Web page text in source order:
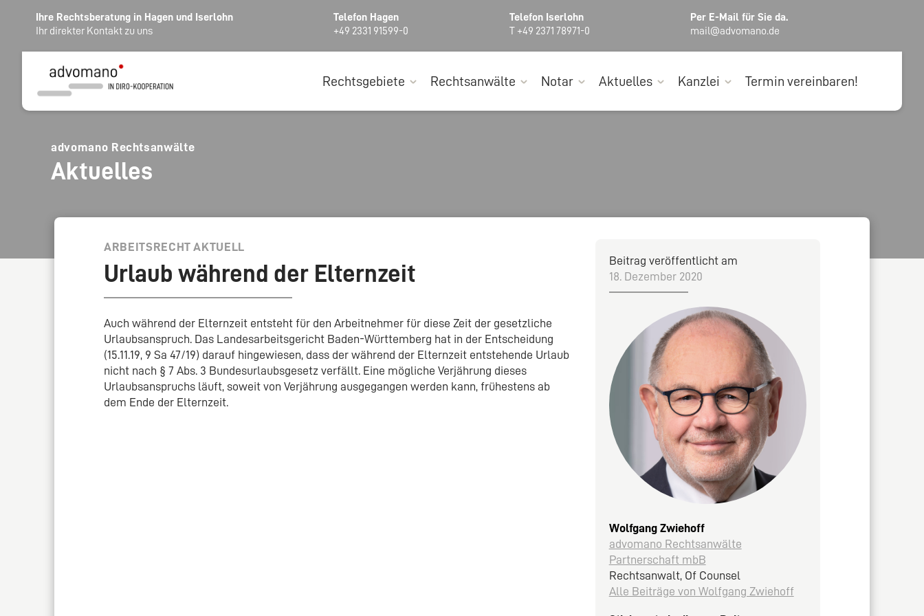
Ihre Rechtsberatung in Hagen und Iserlohn
Ihr direkter Kontakt zu uns
Telefon Hagen
+49 2331 91599-0
Telefon Iserlohn
T +49 2371 78971-0
Per E-Mail für Sie da.
mail@advomano.de
Rechtsgebiete Rechtsanwälte Notar Aktuelles Kanzlei Termin vereinbaren!
advomano Rechtsanwälte
Aktuelles
ARBEITSRECHT AKTUELL
Urlaub während der Elternzeit
Auch während der Elternzeit entsteht für den Arbeitnehmer für diese Zeit der gesetzliche
Urlaubsanspruch. Das Landesarbeitsgericht Baden-Württemberg hat in der Entscheidung
(15.11.19, 9 Sa 47/19) darauf hingewiesen, dass der während der Elternzeit entstehende Urlaub
nicht nach § 7 Abs. 3 Bundesurlaubsgesetz verfällt. Eine mögliche Verjährung dieses
Urlaubsanspruchs läuft, soweit von Verjährung ausgegangen werden kann, frühestens ab
dem Ende der Elternzeit.
Beitrag veröffentlicht am
18. Dezember 2020
Wolfgang Zwiehoff
advomano Rechtsanwälte
Partnerschaft mbB
Rechtsanwalt, Of Counsel
Alle Beiträge von Wolfgang Zwiehoff